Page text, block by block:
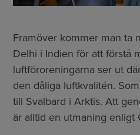
Framöver kommer man ta
Delhi i Indien för att förstå
luftföroreningarna ser ut
den dåliga luftkvalitén.
till Svalbard i Arktis. Att
är alltid en utmaning enligt